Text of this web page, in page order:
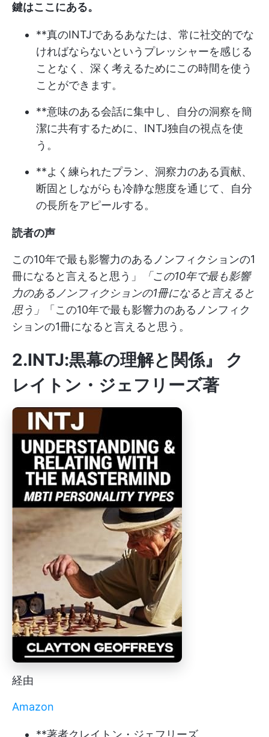
鍵はここにある。
**真のINTJであるあなたは、常に社交的でな
ければならないというプレッシャーを感じる
ことなく、深く考えるためにこの時間を使う
ことができます。
**意味のある会話に集中し、自分の洞察を簡
潔に共有するために、INTJ独自の視点を使
う。
**よく練られたプラン、洞察力のある貢献、
断固としながらも冷静な態度を通じて、自分
の長所をアピールする。
読者の声
この10年で最も影響力のあるノンフィクションの1
冊になると言えると思う」
「この10年で最も影響
力のあるノンフィクションの1冊になると言えると
思う」
「この10年で最も影響力のあるノンフィク
ションの1冊になると言えると思う。
2.INTJ:黒幕の理解と関係』 ク
レイトン・ジェフリーズ著
経由
Amazon
**著者クレイトン・ジェフリーズ